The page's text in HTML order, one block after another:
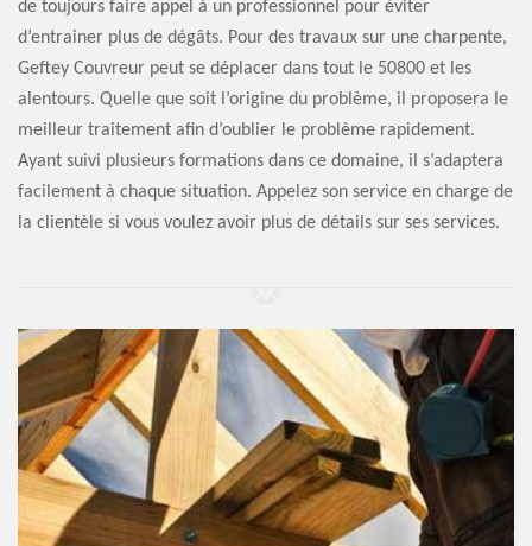
de toujours faire appel à un professionnel pour éviter
d’entrainer plus de dégâts. Pour des travaux sur une charpente,
Geftey Couvreur peut se déplacer dans tout le 50800 et les
alentours. Quelle que soit l’origine du problème, il proposera le
meilleur traitement afin d’oublier le problème rapidement.
Ayant suivi plusieurs formations dans ce domaine, il s’adaptera
facilement à chaque situation. Appelez son service en charge de
la clientèle si vous voulez avoir plus de détails sur ses services.